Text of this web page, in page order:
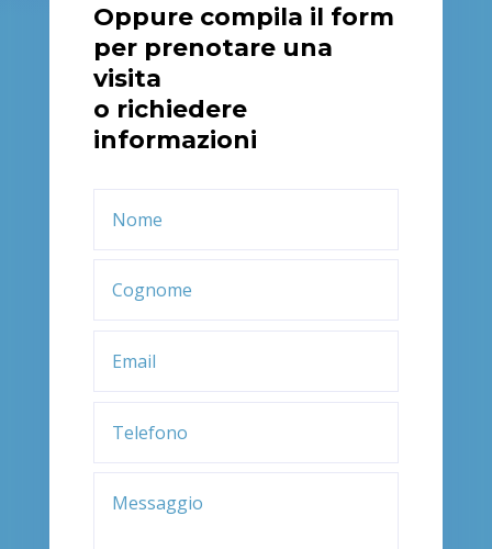
Oppure compila il form
per prenotare una
visita
o richiedere
informazioni